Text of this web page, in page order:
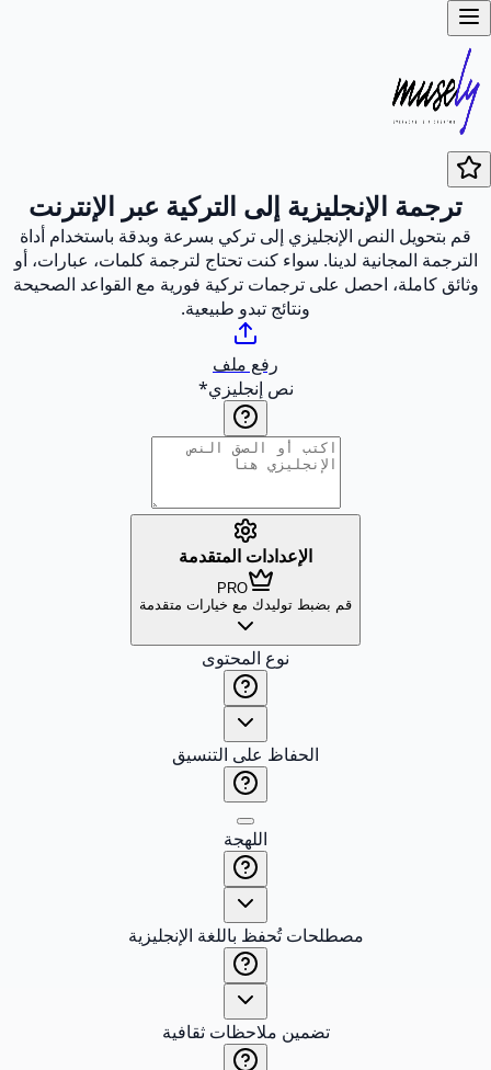
ترجمة الإنجليزية إلى التركية عبر الإنترنت
قم بتحويل النص الإنجليزي إلى تركي بسرعة وبدقة باستخدام أداة
الترجمة المجانية لدينا. سواء كنت تحتاج لترجمة كلمات، عبارات، أو
وثائق كاملة، احصل على ترجمات تركية فورية مع القواعد الصحيحة
ونتائج تبدو طبيعية.
رفع ملف
نص إنجليزي*
الإعدادات المتقدمة
PRO
قم بضبط توليدك مع خيارات متقدمة
نوع المحتوى
الحفاظ على التنسيق
اللهجة
مصطلحات تُحفظ باللغة الإنجليزية
تضمين ملاحظات ثقافية